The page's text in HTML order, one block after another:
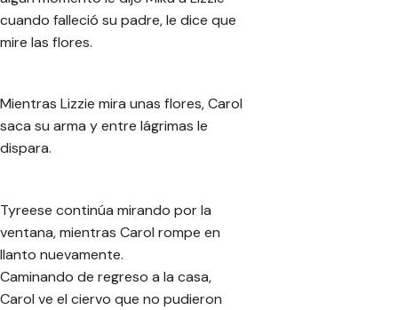
cuando falleció su padre, le dice que
mire las flores.
Mientras Lizzie mira unas flores, Carol
saca su arma y entre lágrimas le
dispara.
Tyreese continúa mirando por la
ventana, mientras Carol rompe en
llanto nuevamente.
Caminando de regreso a la casa,
Carol ve el ciervo que no pudieron